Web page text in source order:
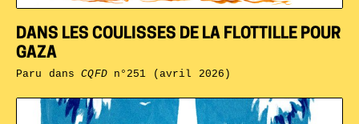
DANS LES COULISSES DE LA FLOTTILLE POUR
GAZA
Paru dansCQFDn°251 (avril 2026)